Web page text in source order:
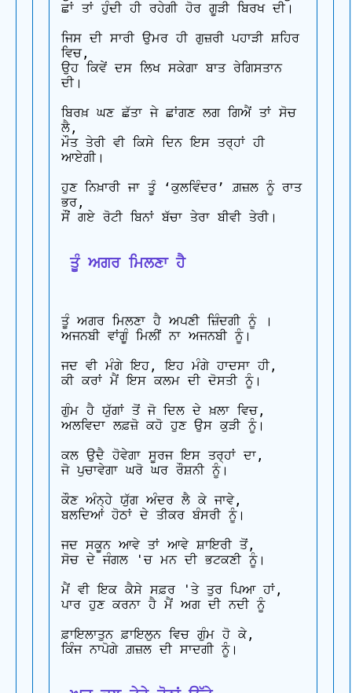
ਛਾਂ ਤਾਂ ਹੁੰਦੀ ਹੀ ਰਹੇਗੀ ਹੋਰ ਗੂੜੀ ਬਿਰਖ ਦੀ।
ਜਿਸ ਦੀ ਸਾਰੀ ਉਮਰ ਹੀ ਗੁਜ਼ਰੀ ਪਹਾੜੀ ਸ਼ਹਿਰ
ਵਿਚ,
ਉਹ ਕਿਵੇਂ ਦਸ ਲਿਖ ਸਕੇਗਾ ਬਾਤ ਰੇਗਿਸਤਾਨ
ਦੀ।
ਬਿਰਖ਼ ਘਣ ਛੱਤਾ ਜੇ ਛਾਂਗਣ ਲਗ ਗਿਐਂ ਤਾਂ ਸੋਚ
ਲੈ,
ਮੌਤ ਤੇਰੀ ਵੀ ਕਿਸੇ ਦਿਨ ਇਸ ਤਰ੍ਹਾਂ ਹੀ
ਆਏਗੀ।
ਹੁਣ ਨਿਖ਼ਾਰੀ ਜਾ ਤੂੰ ‘ਕੁਲਵਿੰਦਰ’ ਗ਼ਜ਼ਲ ਨੂੰ ਰਾਤ
ਭਰ,
ਸੌਂ ਗਏ ਰੋਟੀ ਬਿਨਾਂ ਬੱਚਾ ਤੇਰਾ ਬੀਵੀ ਤੇਰੀ।
ਤੂੰ ਅਗਰ ਮਿਲਣਾ ਹੈ
ਤੂੰ ਅਗਰ ਮਿਲਣਾ ਹੈ ਅਪਣੀ ਜ਼ਿੰਦਗੀ ਨੂੰ ।
ਅਜਨਬੀ ਵਾਂਗੂੰ ਮਿਲੀਂ ਨਾ ਅਜਨਬੀ ਨੂੰ।
ਜਦ ਵੀ ਮੰਗੇ ਇਹ, ਇਹ ਮੰਗੇ ਹਾਦਸਾ ਹੀ,
ਕੀ ਕਰਾਂ ਮੈਂ ਇਸ ਕਲਮ ਦੀ ਦੋਸਤੀ ਨੂੰ।
ਗੁੰਮ ਹੈ ਯੁੱਗਾਂ ਤੋਂ ਜੋ ਦਿਲ ਦੇ ਖ਼ਲਾ ਵਿਚ,
ਅਲਵਿਦਾ ਲਫ਼ਜ਼ੋ ਕਹੋ ਹੁਣ ਉਸ ਕੁੜੀ ਨੂੰ।
ਕਲ ਉਦੈ ਹੋਵੇਗਾ ਸੂਰਜ ਇਸ ਤਰ੍ਹਾਂ ਦਾ,
ਜੋ ਪੁਚਾਵੇਗਾ ਘਰੋ ਘਰ ਰੌਸ਼ਨੀ ਨੂੰ।
ਕੌਣ ਅੰਨ੍ਹੇ ਯੁੱਗ ਅੰਦਰ ਲੈ ਕੇ ਜਾਵੇ,
ਬਲਦਿਆਂ ਹੋਠਾਂ ਦੇ ਤੀਕਰ ਬੰਸਰੀ ਨੂੰ।
ਜਦ ਸਕੂਨ ਆਵੇ ਤਾਂ ਆਵੇ ਸ਼ਾਇਰੀ ਤੋਂ,
ਸੋਚ ਦੇ ਜੰਗਲ 'ਚ ਮਨ ਦੀ ਭਟਕਣੀ ਨੂੰ।
ਮੈਂ ਵੀ ਇਕ ਕੈਸੇ ਸਫ਼ਰ 'ਤੇ ਤੁਰ ਪਿਆ ਹਾਂ,
ਪਾਰ ਹੁਣ ਕਰਨਾ ਹੈ ਮੈਂ ਅਗ ਦੀ ਨਦੀ ਨੂੰ
ਫ਼ਾਇਲਾਤੁਨ ਫ਼ਾਇਲੁਨ ਵਿਚ ਗੁੰਮ ਹੋ ਕੇ,
ਕਿੰਜ ਨਾਪੋਗੇ ਗ਼ਜ਼ਲ ਦੀ ਸਾਦਗੀ ਨੂੰ।